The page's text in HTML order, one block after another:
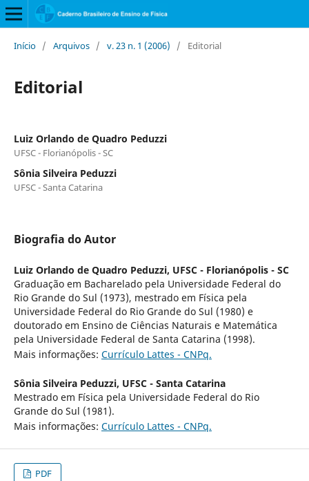
Início / Arquivos / v. 23 n. 1 (2006) / Editorial
Editorial
Luiz Orlando de Quadro Peduzzi
UFSC - Florianópolis - SC
Sônia Silveira Peduzzi
UFSC - Santa Catarina
Biografia do Autor
Luiz Orlando de Quadro Peduzzi, UFSC - Florianópolis - SC
Graduação em Bacharelado pela Universidade Federal do
Rio Grande do Sul (1973), mestrado em Física pela
Universidade Federal do Rio Grande do Sul (1980) e
doutorado em Ensino de Ciências Naturais e Matemática
pela Universidade Federal de Santa Catarina (1998).
Mais informações: Currículo Lattes - CNPq.
Sônia Silveira Peduzzi, UFSC - Santa Catarina
Mestrado em Física pela Universidade Federal do Rio
Grande do Sul (1981).
Mais informações: Currículo Lattes - CNPq.
PDF